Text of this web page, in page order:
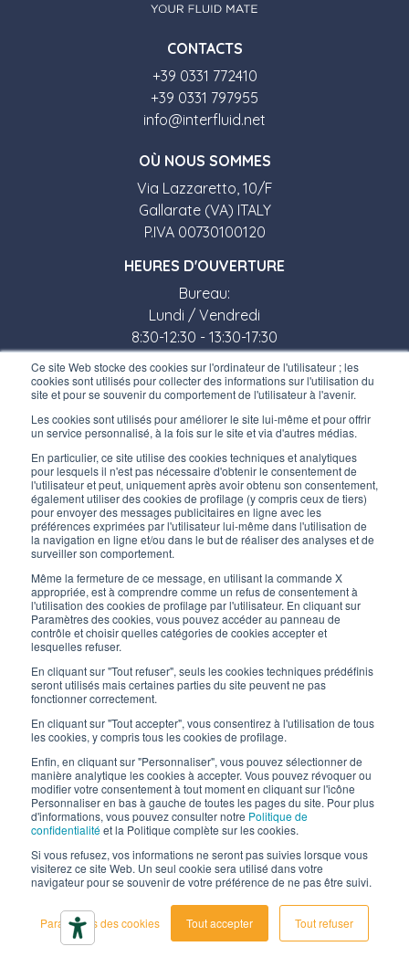
Ce site Web stocke des cookies sur l'ordinateur de l'utilisateur ; les
cookies sont utilisés pour collecter des informations sur l'utilisation du
site et pour se souvenir du comportement de l'utilisateur à l'avenir.
Les cookies sont utilisés pour améliorer le site lui-même et pour offrir
un service personnalisé, à la fois sur le site et via d'autres médias.
En particulier, ce site utilise des cookies techniques et analytiques
pour lesquels il n'est pas nécessaire d'obtenir le consentement de
l'utilisateur et peut, uniquement après avoir obtenu son consentement,
également utiliser des cookies de profilage (y compris ceux de tiers)
pour envoyer des messages publicitaires en ligne avec les
préférences exprimées par l'utilisateur lui-même dans l'utilisation de
la navigation en ligne et/ou dans le but de réaliser des analyses et de
surveiller son comportement.
Même la fermeture de ce message, en utilisant la commande X
appropriée, est à comprendre comme un refus de consentement à
l'utilisation des cookies de profilage par l'utilisateur. En cliquant sur
Paramètres des cookies, vous pouvez accéder au panneau de
contrôle et choisir quelles catégories de cookies accepter et
lesquelles refuser.
En cliquant sur "Tout refuser", seuls les cookies techniques prédéfinis
seront utilisés mais certaines parties du site peuvent ne pas
fonctionner correctement.
En cliquant sur "Tout accepter", vous consentirez à l'utilisation de tous
les cookies, y compris tous les cookies de profilage.
Enfin, en cliquant sur "Personnaliser", vous pouvez sélectionner de
manière analytique les cookies à accepter. Vous pouvez révoquer ou
modifier votre consentement à tout moment en cliquant sur l'icône
Personnaliser en bas à gauche de toutes les pages du site. Pour plus
d'informations, vous pouvez consulter notre Politique de
confidentialitéet la Politique complète sur les cookies.
Si vous refusez, vos informations ne seront pas suivies lorsque vous
visiterez ce site Web. Un seul cookie sera utilisé dans votre
navigateur pour se souvenir de votre préférence de ne pas être suivi.
Paramètres des cookies Tout accepter Tout refuser
CONTACTS
+39 0331 772410
+39 0331 797955
info@interfluid.net
OÙ NOUS SOMMES
Via Lazzaretto, 10/F
Gallarate (VA) ITALY
P.IVA 00730100120
HEURES D'OUVERTURE
Bureau:
Lundi / Vendredi
8:30-12:30 - 13:30-17:30
Magasin:
Lundi / Vendredi
8:30-12:00 - 13:30-17:00
LIENS UTILES
Inscrivez-vous à notre newsletter
Travaillez avec nous
Les emballages d’Interfluid
Projet de transformation numérique
RESTEZ À JOUR
SUIVEZ-NOUS SUR
© 2026 Interfluid srl • Tutti i diritti riservati
Déclaration d’accessibilité